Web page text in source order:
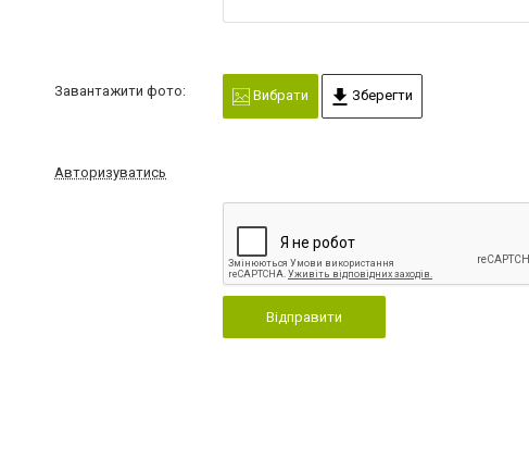
Завантажити фото: Вибрати Зберегти
Авторизуватись
Відправити